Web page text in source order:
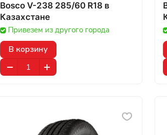
Bosco V-238 285/60 R18 в
Казахстане
Привезем из другого города
В корзину